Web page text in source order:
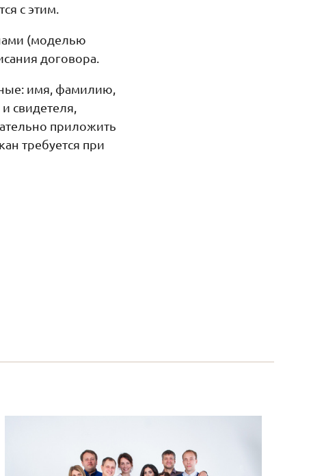
с этим.
(моделью
договора.
имя, фамилию,
свидетеля,
приложить
требуется при